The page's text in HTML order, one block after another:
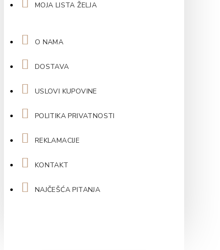
MOJA LISTA ŽELJA
O NAMA
DOSTAVA
USLOVI KUPOVINE
POLITIKA PRIVATNOSTI
REKLAMACIJE
KONTAKT
NAJČEŠĆA PITANJA